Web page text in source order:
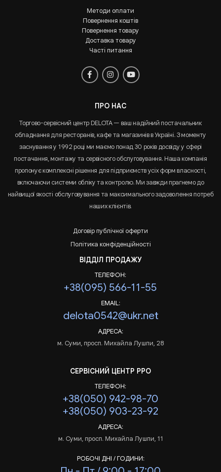
Методи оплати
Повернення коштів
Повернення товару
Доставка товару
Часті питання
ПРО НАС
Торгово-сервісний центр DELOTA — ваш надійний постачальник
обладнання для ресторанів, кафе та магазинів в Україні. З моменту
заснування у 1992 році ми маємо понад 30 років досвіду у сфері
постачання, монтажу та сервісного обслуговування. Наша компанія
пропонує комплексні рішення для підприємств усіх форм власності,
включаючи системи обліку та контролю. Ми завжди прагнемо до
найвищої якості обслуговування та максимального задоволення потреб
наших клієнтів.
Договір публічної оферти
Політика конфіденційності
ВІДДІЛ ПРОДАЖУ
ТЕЛЕФОН:
+38(095) 566-11-55
EMAIL:
delota0542@ukr.net
АДРЕСА:
м. Суми, просп. Михайла Лушпи, 28
СЕРВІСНИЙ ЦЕНТР РРО
ТЕЛЕФОН:
+38(050) 942-98-70
+38(050) 903-23-92
АДРЕСА:
м. Суми, просп. Михайла Лушпи, 11
РОБОЧІ ДНІ / ГОДИНИ: